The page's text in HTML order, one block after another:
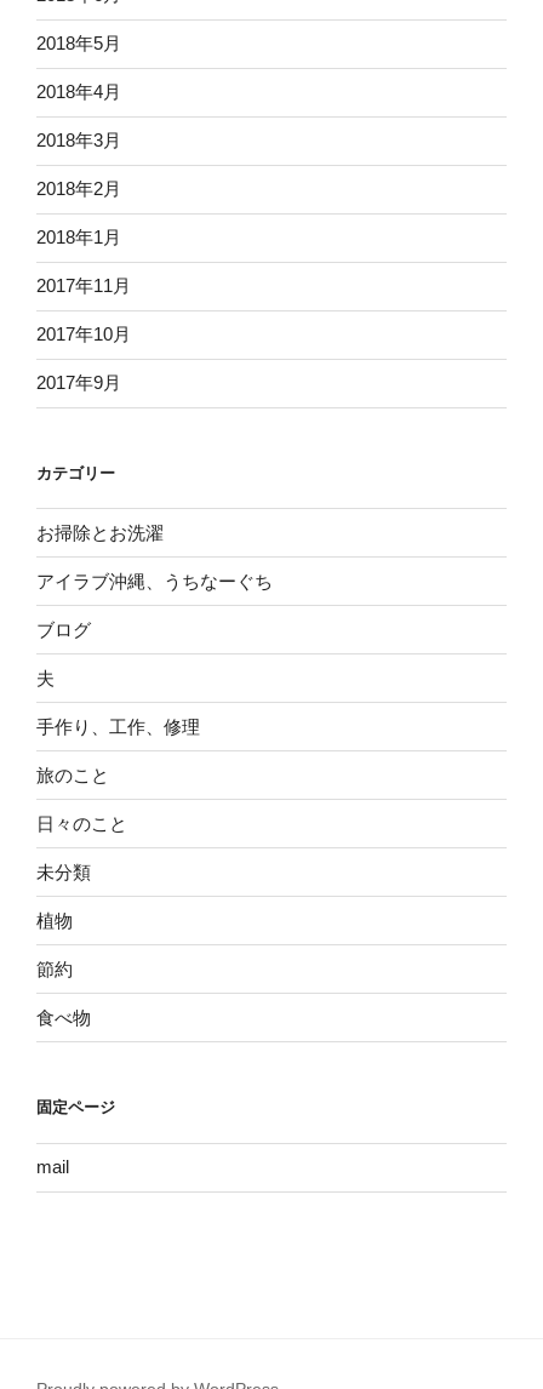
2018年5月
2018年4月
2018年3月
2018年2月
2018年1月
2017年11月
2017年10月
2017年9月
カテゴリー
お掃除とお洗濯
アイラブ沖縄、うちなーぐち
ブログ
夫
手作り、工作、修理
旅のこと
日々のこと
未分類
植物
節約
食べ物
固定ページ
mail